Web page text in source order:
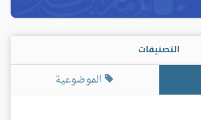
التصنيفات
الموضوعية